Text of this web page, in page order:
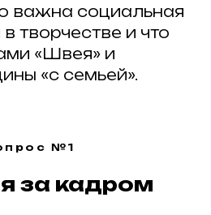
важна социальная
творчестве и что
«Швея» и
«с семьей».
№1
за кадром